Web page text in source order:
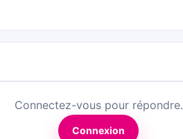
Connectez-vous pour répondre.
Connexion